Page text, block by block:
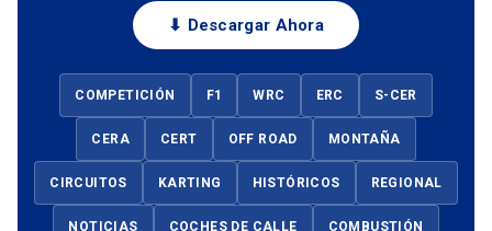
⬇ Descargar Ahora
COMPETICIÓN F1 WRC ERC S-CER
CERA CERT OFF ROAD MONTAÑA
CIRCUITOS KARTING HISTÓRICOS REGIONAL
NOTICIAS COCHES DE CALLE COMBUSTIÓN